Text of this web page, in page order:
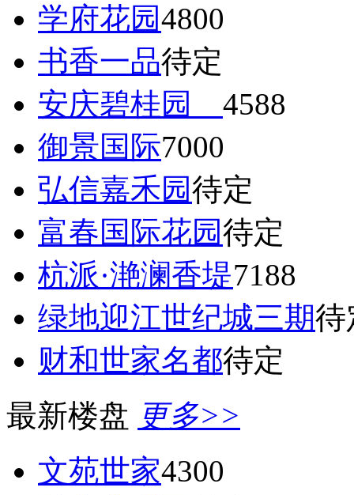
学府花园4800
书香一品待定
安庆碧桂园 4588
御景国际7000
弘信嘉禾园待定
富春国际花园待定
杭派·滟澜香堤7188
绿地迎江世纪城三期待
财和世家名都待定
最新楼盘 更多>>
文苑世家4300